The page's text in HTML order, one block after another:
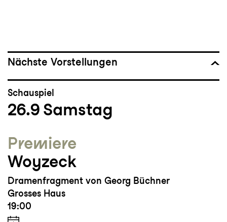
Nächste Vorstellungen
Schauspiel
26.9 Samstag
Premiere
Woyzeck
Dramenfragment von Georg Büchner
Grosses Haus
19:00